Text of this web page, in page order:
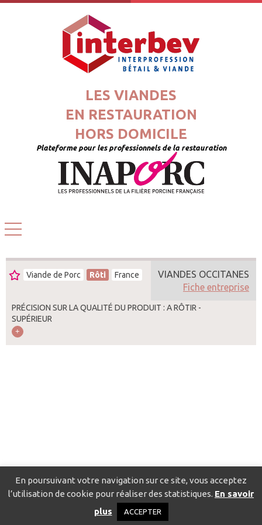
LES VIANDES
EN RESTAURATION
HORS DOMICILE
Plateforme pour les professionnels de la restauration
Viande de Porc Rôti France
PRÉCISION SUR LA QUALITÉ DU PRODUIT : A RÔTIR -
SUPÉRIEUR
VIANDES OCCITANES
Fiche entreprise
Catalogue pour localiser les fournisseurs
Politique de confidentialité
En poursuivant votre navigation sur ce site, vous acceptez
l’utilisation de cookie pour réaliser des statistiques. En savoir
plus
ACCEPTER